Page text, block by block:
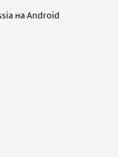
на Android